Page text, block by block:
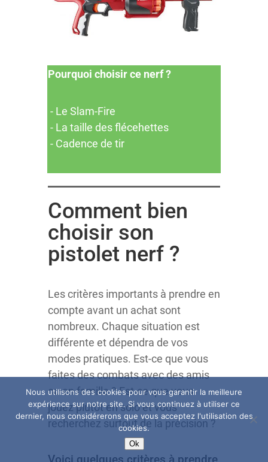
Pourquoi choisir ce nerf ?
- L​e Slam-Fire
- La ​taille des flécehettes
- Cadence de tir
​Comment bien
choisir son
pistolet nerf ?
​Les critères importants à prendre en
compte avant un achat sont
nombreux. Chaque situation est
différente et dépendra de vos
modes pratiques. Est-ce que vous
faites des combats avec des amis
ou en famille ? Est-ce que vous
jouez plutôt en solo et vous
recherchez surtout de la précision ?
​Voici quelques critères à prendre
Nous utilisons des cookies pour vous garantir la meilleure
expérience sur notre site. Si vous continuez à utiliser ce
dernier, nous considérerons que vous acceptez l'utilisation des
cookies.
Ok